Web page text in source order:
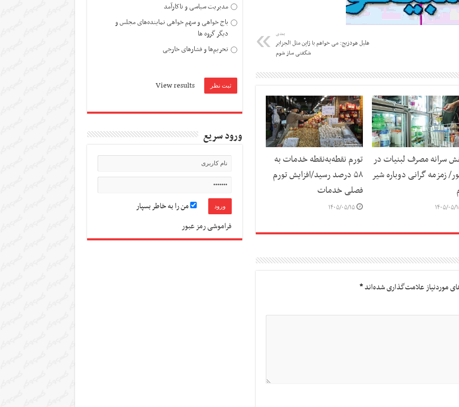
بعدی
هلیل هودزیچ: می خواهم با ژاپن مثل الجزایر
شگفتی ساز شوم
سرانه مصرف لبنیات در
زمزمه گرانی دوباره شیر
۰۵/۱۵
تورم نقطه‌به‌نقطه خدمات به
۵۸ درصد رسید/افزایش تورم
فصلی خدمات
۱۴۰۵/۰۵/۱۵
موردنیاز علامت‌گذاری شده‌اند*
مدیریت سیاسی و ناکارآمد
باج خواهی و سهم خواهی نماینده‌های مجلس و
دیگر گروه ها
تحریم‌ها و فشارهای خارجی
View results
ورود سریع
من را به خاطر بسپار
فراموشی رمز عبور